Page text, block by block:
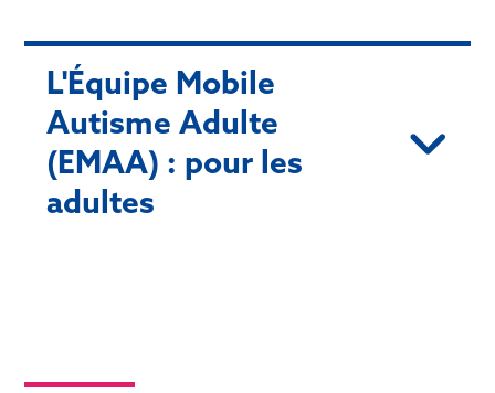
L'Équipe Mobile
Autisme Adulte
(EMAA) : pour les
adultes